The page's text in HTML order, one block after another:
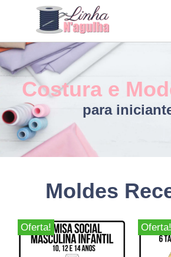
Costura e
para
Moldes
Oferta! Oferta!